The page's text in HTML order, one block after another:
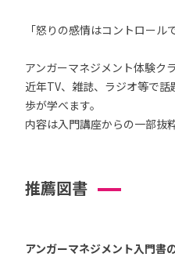
「怒りの感情はコントロール
アンガーマネジメント体験ク
近年TV、雑誌、ラジオ等で
歩が学べます。
内容は入門講座からの一部抜
推薦図書
アンガーマネジメント入門書